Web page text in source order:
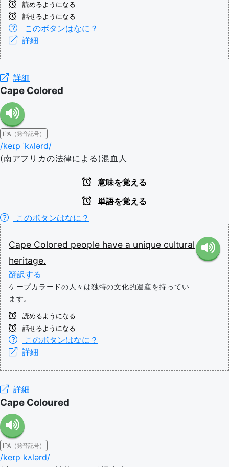
読めるようになる
話せるようになる
このボタンはなに？
詳細
詳細
Cape Colored
IPA（発音記号）
/keɪp ˈkʌlərd/
(南アフリカの法律による)混血人
意味を覚える
単語を覚える
このボタンはなに？
Cape Colored people have a unique cultural
heritage.
翻訳する
ケープカラードの人々は独特の文化的遺産を持ってい
ます。
読めるようになる
話せるようになる
このボタンはなに？
詳細
詳細
Cape Coloured
IPA（発音記号）
/keɪp kʌlərd/